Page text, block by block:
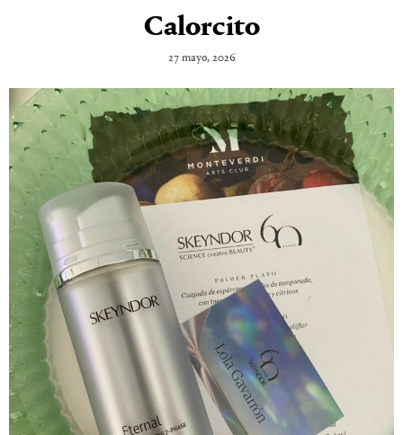
Calorcito
27 mayo, 2026